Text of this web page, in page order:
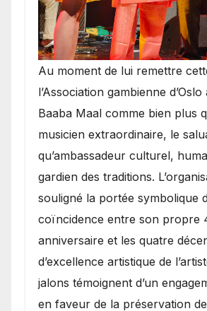
​Au moment de lui remettre
l’Association gambienne
Baaba Maal comme bien plus
musicien extraordinaire, le
qu’ambassadeur culturel,
gardien des traditions.
souligné la portée symbolique
coïncidence entre son propre
anniversaire et les quatre
d’excellence artistique de
jalons témoignent d’un
en faveur de la préservation